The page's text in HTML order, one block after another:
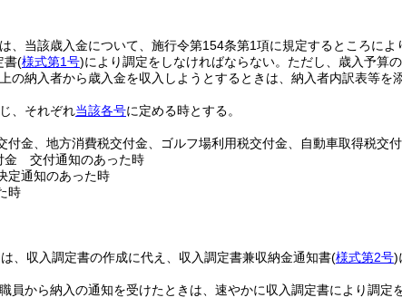
、当該歳入金について、施行令第154条第1項に規定するところに
書(様式第1号)により調定をしなければならない。 ただし、歳入予算
の納入者から歳入金を収入しようとするときは、納入者内訳表等を
、それぞれ当該各号に定める時とする。
金、地方消費税交付金、ゴルフ場利用税交付金、自動車取得税交
金 交付通知のあった時
定通知のあった時
時
、収入調定書の作成に代え、収入調定書兼収納金通知書(様式第2号)
員から納入の通知を受けたときは、速やかに収入調定書により調定